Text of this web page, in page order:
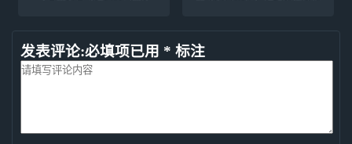
发表评论:必填项已用 * 标注